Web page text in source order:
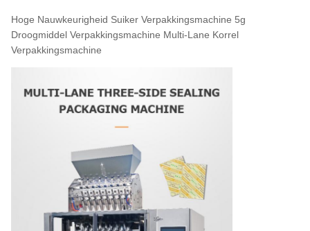
Hoge Nauwkeurigheid Suiker Verpakkingsmachine 5g
Droogmiddel Verpakkingsmachine Multi-Lane Korrel
Verpakkingsmachine